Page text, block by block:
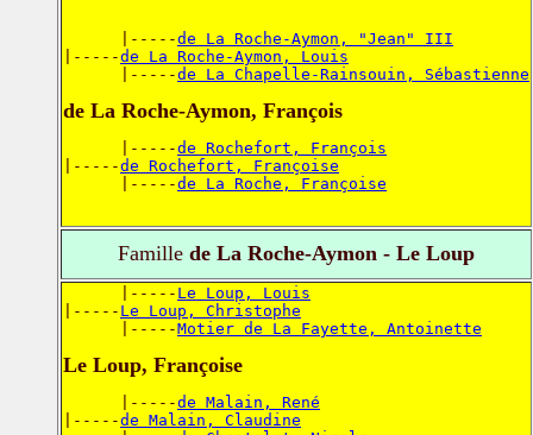
      |-----
de La Roche-Aymon, "Jean" III
|-----de La Roche-Aymon, Louis
      |-----
de La Chapelle-Rainsouin, Sébastienne
de La Roche-Aymon, François
      |-----
de Rochefort, François
|-----de Rochefort, Françoise
      |-----
de La Roche, Françoise
Famille de La Roche-Aymon - Le Loup
      |-----
Le Loup, Louis
|----- Le Loup, Christophe
      |-----
Motier de La Fayette, Antoinette
Le Loup, Françoise
      |-----
de Malain, René
|-----de Malain, Claudine